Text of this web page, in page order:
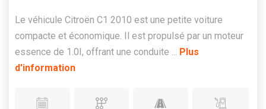
Le véhicule Citroën C1 2010 est une petite voiture
compacte et économique. Il est propulsé par un moteur
essence de 1.0I, offrant une conduite ... Plus
d'information